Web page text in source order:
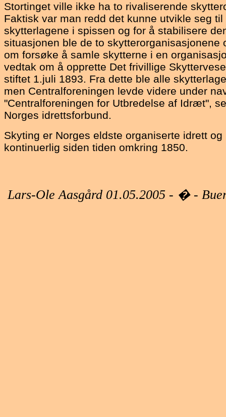
Stortinget ville ikke ha to rivaliserende
Faktisk var man redd det kunne utvikle seg
skytterlagene i spissen og for å stabilisere
situasjonen ble de to skytterorganisasjonene
om forsøke å samle skytterne i en
vedtak om å opprette Det frivillige
stiftet 1.juli 1893. Fra dette ble alle
men Centralforeningen levde videre under
"Centralforeningen for Utbredelse af Idræt",
Norges idrettsforbund.
Skyting er Norges eldste organiserte idrett
kontinuerlig siden tiden omkring 1850.
Lars-Ole Aasgård 01.05.2005 - � -